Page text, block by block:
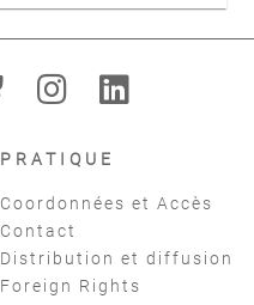
PRATIQUE
Coordonnées et Accès
Contact
Distribution et diffusion
Foreign Rights